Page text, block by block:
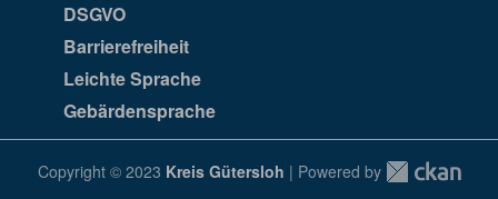
DSGVO
Barrierefreiheit
Leichte Sprache
Gebärdensprache
Copyright © 2023 Kreis Gütersloh | Powered by